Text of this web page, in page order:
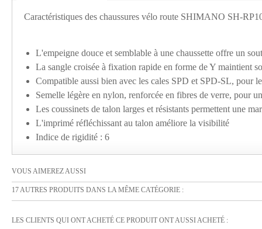
Caractéristiques des chaussures vélo route SHIMANO SH-
L'empeigne douce et semblable à une chaussette offre un
La sangle croisée à fixation rapide en forme de Y maintient
Compatible aussi bien avec les cales SPD et SPD-SL, pour
Semelle légère en nylon, renforcée en fibres de verre, pour
Les coussinets de talon larges et résistants permettent une
L'imprimé réfléchissant au talon améliore la visibilité
Indice de rigidité : 6
VOUS AIMEREZ AUSSI
17 AUTRES PRODUITS DANS LA MÊME CATÉGORIE :
LES CLIENTS QUI ONT ACHETÉ CE PRODUIT ONT AUSSI ACHETÉ :